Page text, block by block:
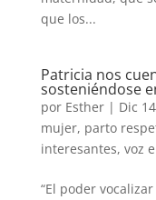
que los...
Patricia nos
sosteniéndose
por Esther| Dic
mujer, parto
interesantes, voz
“El poder